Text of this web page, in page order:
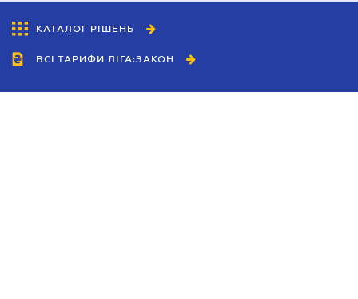
КАТАЛОГ РІШЕНЬ
ВСІ ТАРИФИ ЛІГА:ЗАКОН